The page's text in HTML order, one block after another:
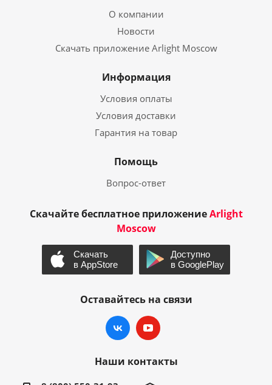
О компании
Новости
Скачать приложение Arlight Moscow
Информация
Условия оплаты
Условия доставки
Гарантия на товар
Помощь
Вопрос-ответ
Скачайте бесплатное приложениеArlight
Moscow
Оставайтесь на связи
Наши контакты